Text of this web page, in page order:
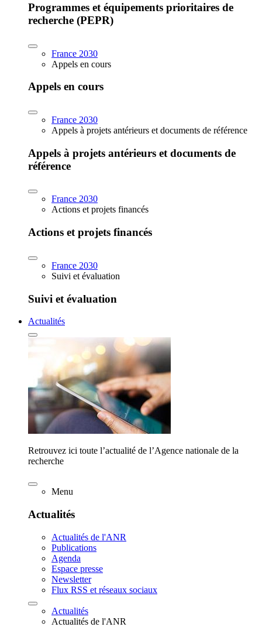
Programmes et équipements prioritaires de
recherche (PEPR)
France 2030
Appels en cours
Appels en cours
France 2030
Appels à projets antérieurs et documents de référence
Appels à projets antérieurs et documents de
référence
France 2030
Actions et projets financés
Actions et projets financés
France 2030
Suivi et évaluation
Suivi et évaluation
Actualités
Retrouvez ici toute l’actualité de l’Agence nationale de la
recherche
Menu
Actualités
Actualités de l'ANR
Publications
Agenda
Espace presse
Newsletter
Flux RSS et réseaux sociaux
Actualités
Actualités de l'ANR